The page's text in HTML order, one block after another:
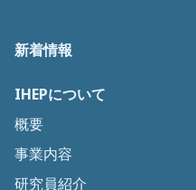
新着情報
IHEPについて
概要
事業内容
研究員紹介